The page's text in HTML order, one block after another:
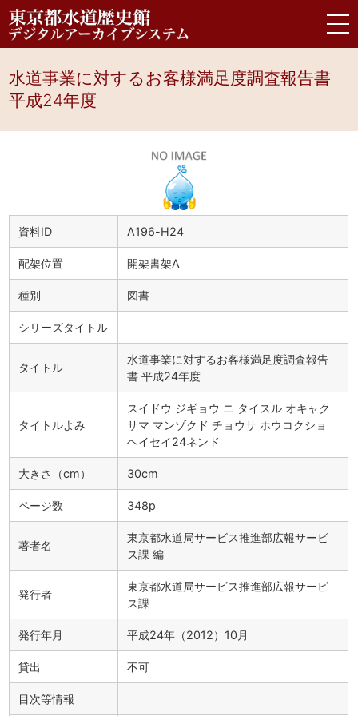
水道事業に対するお客様満足度調査報告書
平成24年度
資料ID A196-H24
配架位置 開架書架A
種別 図書
シリーズタイトル
タイトル
水道事業に対するお客様満足度調査報告
書 平成24年度
タイトルよみ
スイドウ ジギョウ ニ タイスル オキャク
サマ マンゾクド チョウサ ホウコクショ
ヘイセイ24ネンド
大きさ（cm） 30cm
ページ数 348p
著者名
東京都水道局サービス推進部広報サービ
ス課 編
発行者
東京都水道局サービス推進部広報サービ
ス課
発行年月 平成24年（2012）10月
貸出 不可
目次等情報